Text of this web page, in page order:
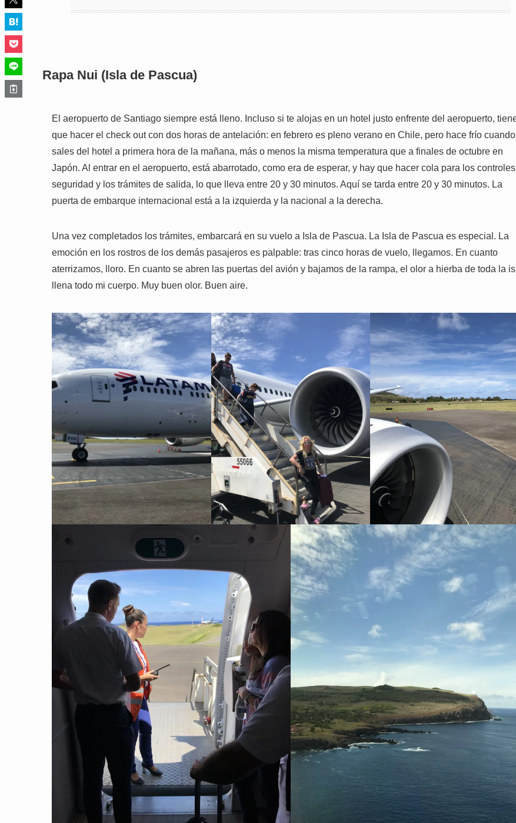
Rapa Nui (Isla de Pascua)
El aeropuerto de Santiago siempre está lleno. Incluso si te alojas en un hotel justo enfrente del aeropuerto,
que hacer el check out con dos horas de antelación: en febrero es pleno verano en Chile, pero hace frío cuando
sales del hotel a primera hora de la mañana, más o menos la misma temperatura que a finales de octubre en
Japón. Al entrar en el aeropuerto, está abarrotado, como era de esperar, y hay que hacer cola para los
seguridad y los trámites de salida, lo que lleva entre 20 y 30 minutos. Aquí se tarda entre 20 y 30 minutos. La
puerta de embarque internacional está a la izquierda y la nacional a la derecha.
Una vez completados los trámites, embarcará en su vuelo a Isla de Pascua. La Isla de Pascua es especial. La
emoción en los rostros de los demás pasajeros es palpable: tras cinco horas de vuelo, llegamos. En cuanto
aterrizamos, lloro. En cuanto se abren las puertas del avión y bajamos de la rampa, el olor a hierba de toda la
llena todo mi cuerpo. Muy buen olor. Buen aire.